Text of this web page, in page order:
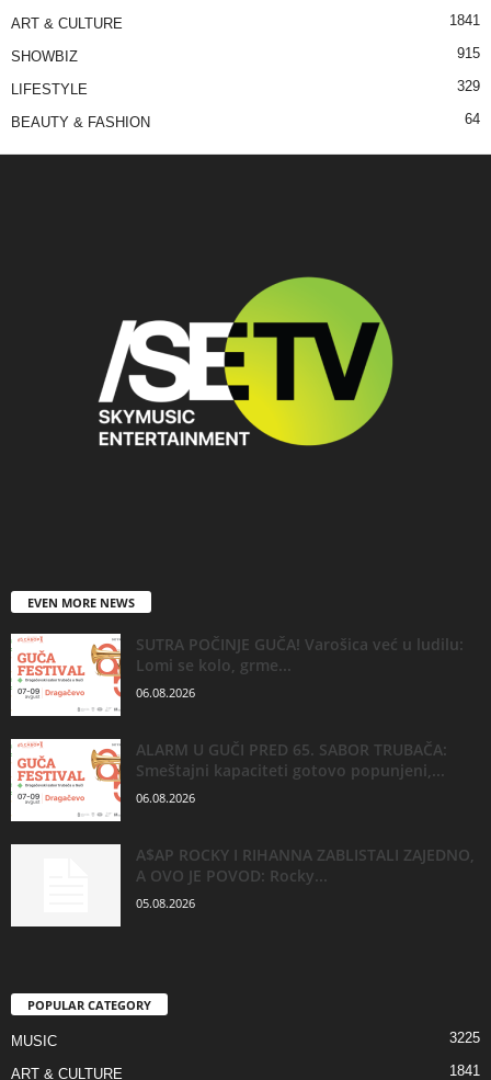
ART & CULTURE 1841
SHOWBIZ 915
LIFESTYLE 329
BEAUTY & FASHION 64
EVEN MORE NEWS
SUTRA POČINJE GUČA! Varošica već u ludilu:
Lomi se kolo, grme...
06.08.2026
ALARM U GUČI PRED 65. SABOR TRUBAČA:
Smeštajni kapaciteti gotovo popunjeni,...
06.08.2026
A$AP ROCKY I RIHANNA ZABLISTALI ZAJEDNO,
A OVO JE POVOD: Rocky...
05.08.2026
POPULAR CATEGORY
MUSIC 3225
ART & CULTURE 1841